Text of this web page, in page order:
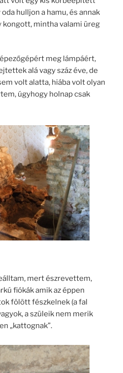
hulljon a hamu, és annak
kongott, mintha valami üreg
meg lámpáért,
alá vagy száz éve, de
volt alatta, hiába volt olyan
úgyhogy holnap csak
mert észrevettem,
fiókák amik az éppen
fölött fészkelnek (a fal
a szüleik nem merik
„kattognak”.